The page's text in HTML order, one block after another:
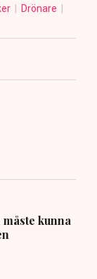
Drönare
kunna